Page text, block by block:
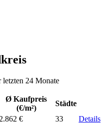
24 Monate
Ø Kaufpreis
(€/m²)
Städte
2.862 € 33
Details